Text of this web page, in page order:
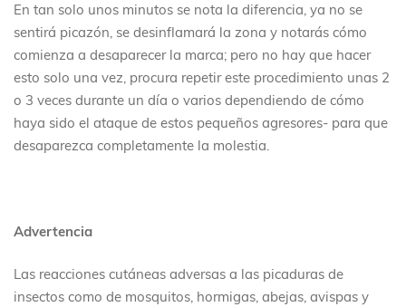
En tan solo unos minutos se nota la diferencia, ya no se
sentirá picazón, se desinflamará la zona y notarás cómo
comienza a desaparecer la marca; pero no hay que hacer
esto solo una vez, procura repetir este procedimiento unas 2
o 3 veces durante un día o varios dependiendo de cómo
haya sido el ataque de estos pequeños agresores- para que
desaparezca completamente la molestia.
Advertencia
Las reacciones cutáneas adversas a las picaduras de
insectos como de mosquitos, hormigas, abejas, avispas y